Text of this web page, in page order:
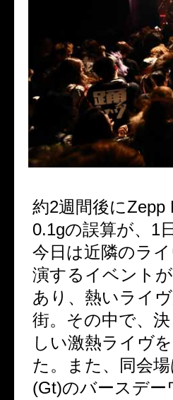
約2週間後にZepp
0.1gの誤算が、 1日
今日は近隣のラ
演するイベント
あり、熱いライ
街。その中で、
しい激熱ライヴ
た。また、同会場
(Gt)のバースデ